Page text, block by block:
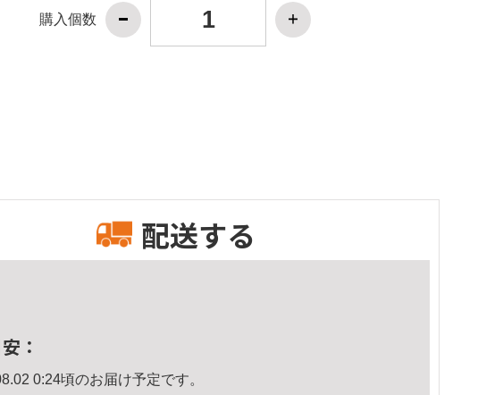
購入個数
配送する
：
0:24頃のお届け予定です。